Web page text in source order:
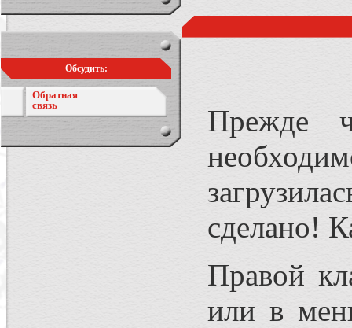
Обсудить:
Обратная
связь
Прежде
сделано!
Правой
или в